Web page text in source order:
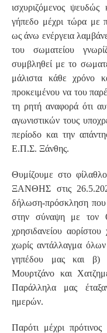
ισχυριζόμενος
γήπεδο μέχρι τώρα με
ως άνω ενέργεια
του σωματείου
συμβληθεί με το
μάλιστα κάθε χρόνο
προκειμένου να του
τη ρητή αναφορά ότι
αγωνιστικών τους
περίοδο και την
Ε.Π.Σ. Ξάνθης.
Θυμίζουμε στο
ΞΑΝΘΗΣ στις
δήλωση-πρόσκληση
στην σύναψη με τον
χρησιδανείου
χωρίς αντάλλαγμα
γηπέδου μας και β)
Μουρτζάνο και
Παράλληλα μας
ημερών.
Παρότι μέχρι